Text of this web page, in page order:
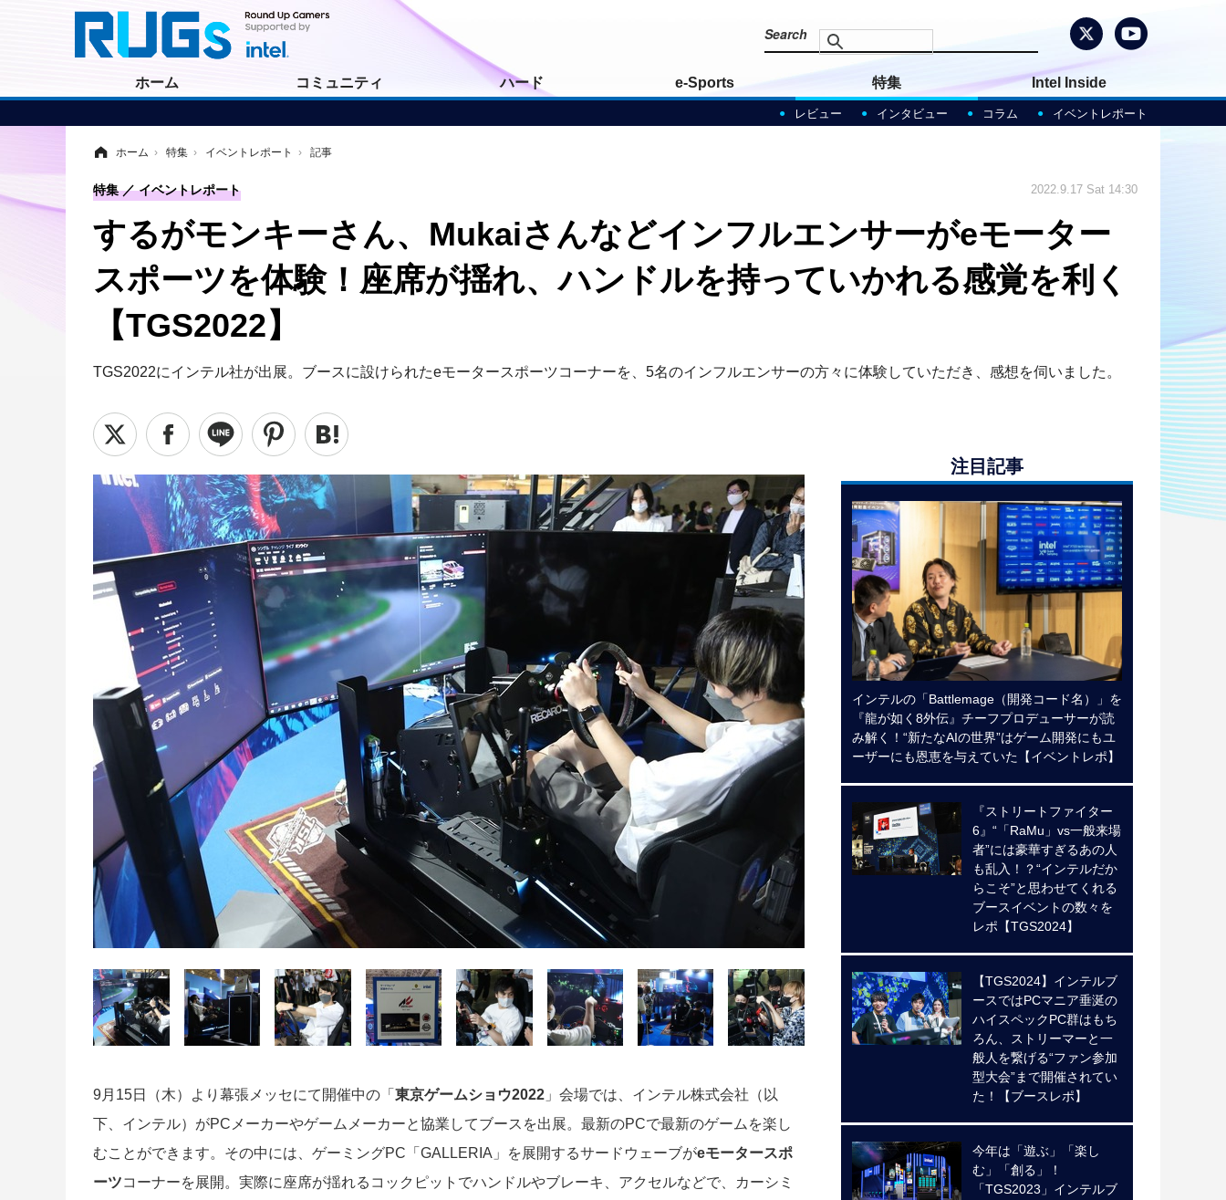
ホーム コミュニティ ハード e-Sports 特集
レビュー インタビュー コラム イベントレポート
Intel Inside
ホーム › 特集 › イベントレポート › 記事
するがモンキーさん、Mukaiさんなどインフルエンサーがeモーター
スポーツを体験！座席が揺れ、ハンドルを持っていかれる感覚を利く
【TGS2022】
TGS2022にインテル社が出展。ブースに設けられたeモータースポーツコーナーを、5名のインフルエンサーの方々に体験していただき、感想を伺いました。
特集 イベントレポート 2022.9.17 Sat 14:30
9月15日（木）より幕張メッセにて開催中の「 東京ゲームショウ2022 」会場では、インテル株式会社（以
下、インテル）がPCメーカーやゲームメーカーと協業してブースを出展。最新のPCで最新のゲームを楽し
むことができます。その中には、ゲーミングPC「GALLERIA」を展開するサードウェーブがeモータースポ
ーツコーナーを展開。実際に座席が揺れるコックピットでハンドルやブレーキ、アクセルなどで、カーシミ
注目記事
インテルの「Battlemage（開発コード名）」を
『龍が如く8外伝』チーフプロデューサーが読
み解く！“新たなAIの世界”はゲーム開発にもユ
ーザーにも恩恵を与えていた【イベントレポ】
『ストリートファイター
6』“「RaMu」vs一般来場
者”には豪華すぎるあの人
も乱入！？“インテルだか
らこそ”と思わせてくれる
ブースイベントの数々を
レポ【TGS2024】
【TGS2024】インテルブ
ースではPCマニア垂涎の
ハイスペックPC群はもち
ろん、ストリーマーと一
般人を繋げる“ファン参加
型大会”まで開催されてい
た！【ブースレポ】
今年は「遊ぶ」「楽し
む」「創る」！
「TGS2023」インテルブ